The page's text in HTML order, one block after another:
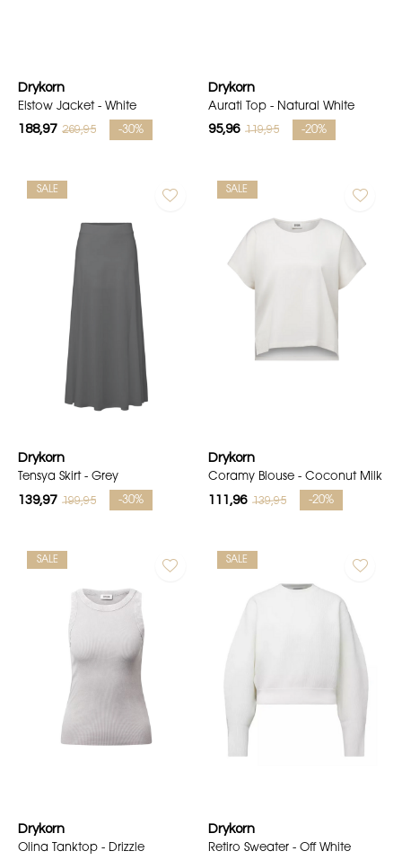
Drykorn
Elstow Jacket - White
188,97 269,95 -30%
Drykorn
Aurati Top - Natural White
95,96 119,95 -20%
SALE
Drykorn
Tensya Skirt - Grey
139,97 199,95 -30%
SALE
Drykorn
Coramy Blouse - Coconut Milk
111,96 139,95 -20%
SALE
Drykorn
Olina Tanktop - Drizzle
SALE
Drykorn
Retiro Sweater - Off White